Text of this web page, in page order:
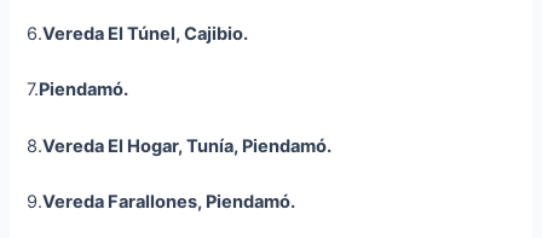
6.Vereda El Túnel,Cajibio.
7.Piendamó.
8.Vereda El Hogar,Tunía, Piendamó.
9.Vereda Farallones, Piendamó.